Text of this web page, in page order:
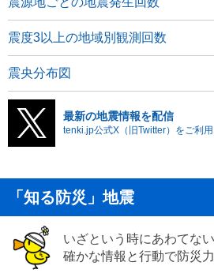
震度3以上の地域別観測回数
震央分布図
最新の地震情報を配信
tenki.jp公式X（旧Twitter）をご利用
「知る防災」地震
いざという時にあわてな
確かな情報と行動で防災